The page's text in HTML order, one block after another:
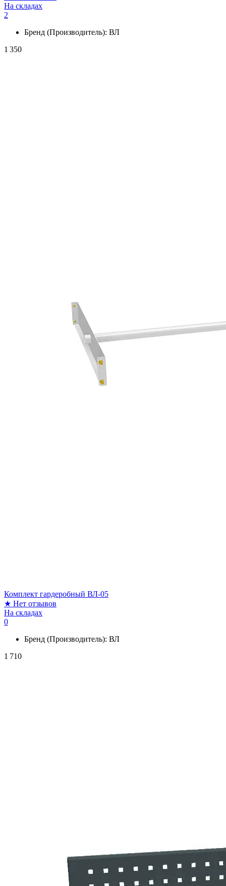
На складах
2
Бренд (Производитель): ВЛ
1 350
Комплект гардеробный ВЛ-05
★ Нет отзывов
На складах
0
Бренд (Производитель): ВЛ
1 710